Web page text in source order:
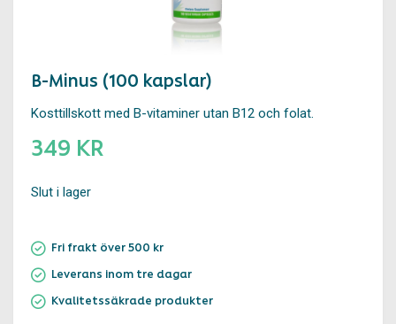
B-Minus (100 kapslar)
Kosttillskott med B-vitaminer utan B12 och folat.
349 KR
Slut i lager
Fri frakt över 500 kr
Leverans inom tre dagar
Kvalitetssäkrade produkter